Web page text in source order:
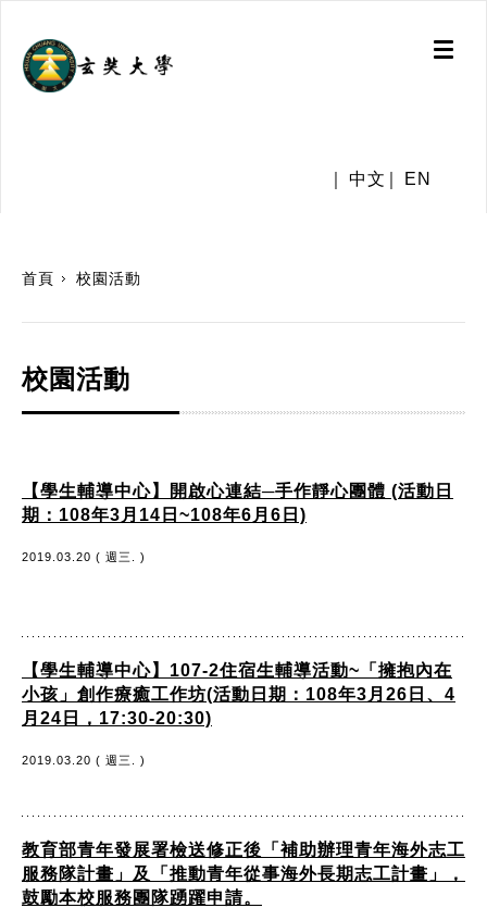
Toggle
中文 EN
首頁 校園活動
校園活動
【學生輔導中心】開啟心連結─手作靜心團體 (活動日
期：108年3月14日~108年6月6日)
2019.03.20 ( 週三. )
【學生輔導中心】107-2住宿生輔導活動~「擁抱內在
小孩」創作療癒工作坊(活動日期：108年3月26日、4
月24日，17:30-20:30)
2019.03.20 ( 週三. )
教育部青年發展署檢送修正後「補助辦理青年海外志工
服務隊計畫」及「推動青年從事海外長期志工計畫」，
鼓勵本校服務團隊踴躍申請。